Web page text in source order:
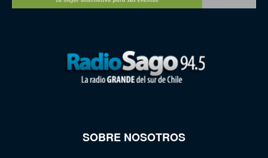
SOBRE NOSOTROS